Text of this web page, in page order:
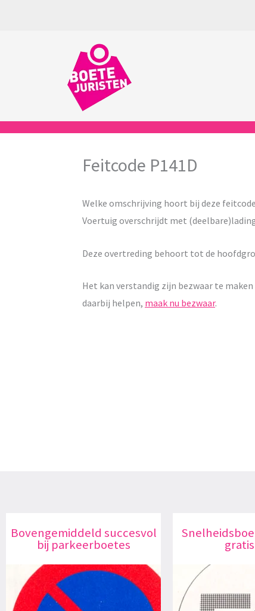
Feitcode P141D
Welke omschrijving hoort bij deze
Voertuig overschrijdt met
Deze overtreding behoort tot de
Het kan verstandig zijn bezwaar te
daarbij helpen, maak nu bezwaar.
Bovengemiddeld succesvol
bij parkeerboetes